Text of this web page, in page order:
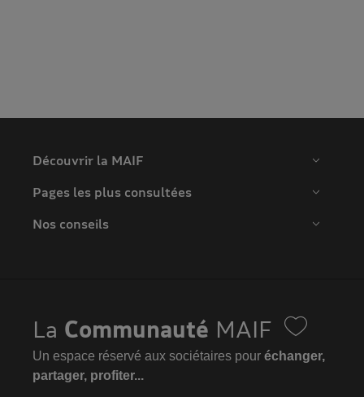
Découvrir la MAIF
Pages les plus consultées
Nos conseils
La Communauté MAIF
Un espace réservé aux sociétaires pour échanger,
partager, profiter...